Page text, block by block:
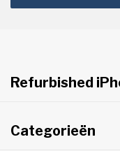
Refurbished
Categorieën